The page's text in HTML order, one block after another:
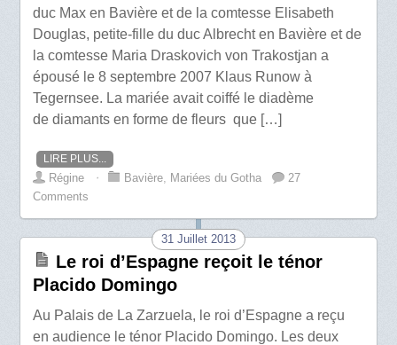
duc Max en Bavière et de la comtesse Elisabeth
Douglas, petite-fille du duc Albrecht en Bavière et de
la comtesse Maria Draskovich von Trakostjan a
épousé le 8 septembre 2007 Klaus Runow à
Tegernsee. La mariée avait coiffé le diadème
de diamants en forme de fleurs que […]
LIRE PLUS...
Régine ⋅ Bavière Mariées du Gotha
27
Comments
31 Juillet 2013
Le roi d’Espagne reçoit le ténor
Placido Domingo
Au Palais de La Zarzuela, le roi d’Espagne a reçu
en audience le ténor Placido Domingo. Les deux